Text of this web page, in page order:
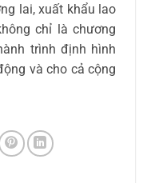
lai, xuất khẩu lao
chỉ là chương
trình định hình
và cho cả cộng